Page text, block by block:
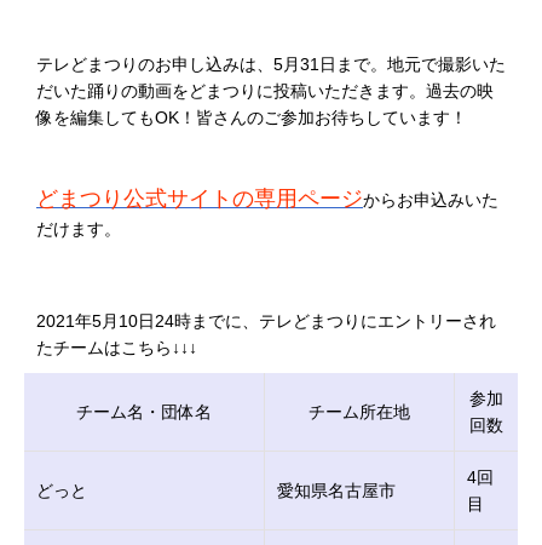
テレどまつりのお申し込みは、5月31日まで。地元で撮影いた
だいた踊りの動画をどまつりに投稿いただきます。過去の映
像を編集してもOK！皆さんのご参加お待ちしています！
どまつり公式サイトの専用ページからお申込みいた
だけます。
2021年5月10日24時までに、テレどまつりにエントリーされ
たチームはこちら↓↓↓
チーム名・団体名 チーム所在地
参加
回数
どっと 愛知県名古屋市
4回
目